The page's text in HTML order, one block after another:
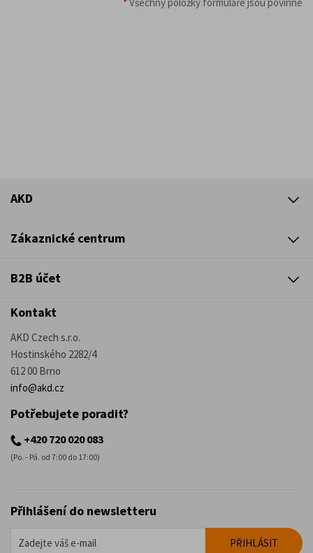
AKD
Zákaznické centrum
B2B účet
Kontakt
AKD Czech s.r.o.
Hostinského 2282/4
612 00 Brno
info@akd.cz
Potřebujete poradit?
+420 720 020 083
(Po. - Pá. od 7:00 do 17:00)
Přihlášení do newsletteru